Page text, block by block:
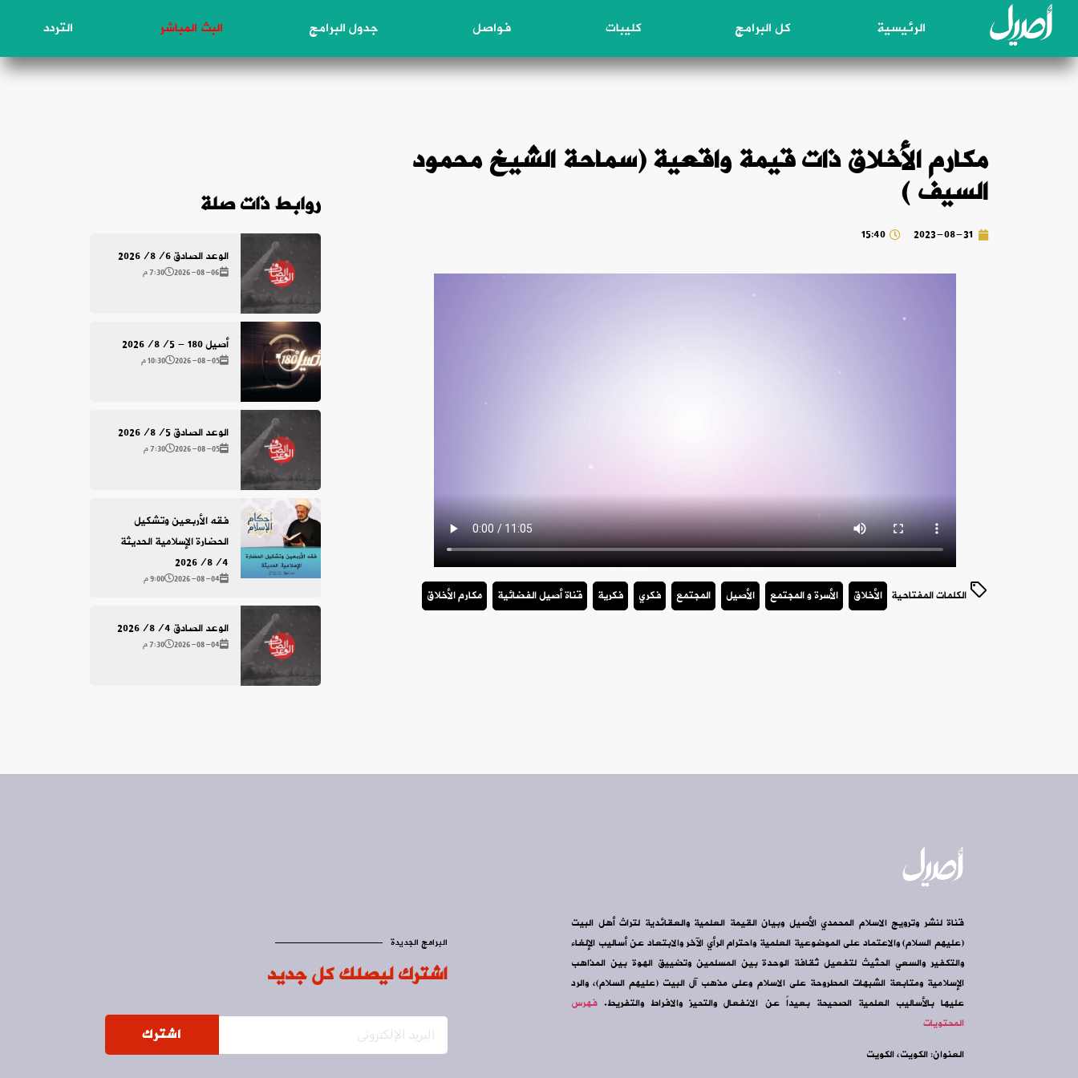
الرئيسية كل البرامج كليبات فواصل جدول البرامج البث المباشر التردد
مكارم الأخلاق ذات قيمة واقعية (سماحة الشيخ محمود
السيف )
2023-08-31
15:40
الكلمات المفتاحية الأخلاق الأسرة و المجتمع الأصيل المجتمع فكري فكرية قناة أصيل الفضائية مكارم الأخلاق
روابط ذات صلة
الوعد الصادق 2026/8/6
2026-08-06 7:30 م
أصيل 180 - 2026/8/5
2026-08-05 10:30 م
الوعد الصادق 2026/8/5
2026-08-05 7:30 م
فقه الأربعين وتشكيل
الحضارة الإسلامية الحديثة
2026/8/4
2026-08-04 9:00 م
الوعد الصادق 2026/8/4
2026-08-04 7:30 م
قناة لنشر وترويج الاسلام المحمدي الأصيل وبيان القيمة العلمية والعقائدية لتراث أهل البيت
(عليهم السلام) والاعتماد على الموضوعية العلمية واحترام الرأي الآخر والابتعاد عن أساليب الإلغاء
والتكفير والسعي الحثيث لتفعيل ثقافة الوحدة بين المسلمين وتضييق الهوة بين المذاهب
الإسلامية ومتابعة الشبهات المطروحة على الاسلام وعلى مذهب آل البيت (عليهم السلام)، والرد
عليها بالأساليب العلمية الصحيحة بعيداً عن الانفعال والتحيز والافراط والتفريط. فهرس
المحتويات
العنوان: الكويت، الكويت
البرامج الجديدة
اشترك ليصلك كل جديد
اشترك